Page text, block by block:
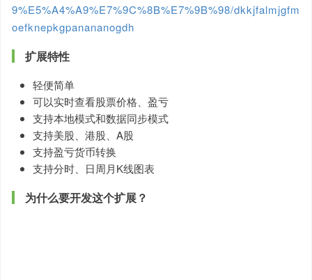
9%E5%A4%A9%E7%9C%8B%E7%9B%98/dkkjfalmjgfm
oefknepkgpanananogdh
扩展特性
轻便简单
可以实时查看股票价格、盈亏
支持本地模式和数据同步模式
支持美股、港股、A股
支持盈亏货币转换
支持分时、日周月K线图表
为什么要开发这个扩展？